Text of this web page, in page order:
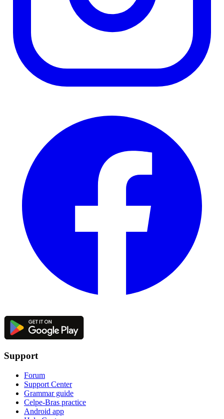
Support
Forum
Support Center
Grammar guide
Celpe-Bras practice
Android app